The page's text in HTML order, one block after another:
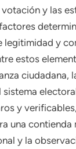
y las
legitimidad y
estos
ciudadana,
y
una contienda
y la